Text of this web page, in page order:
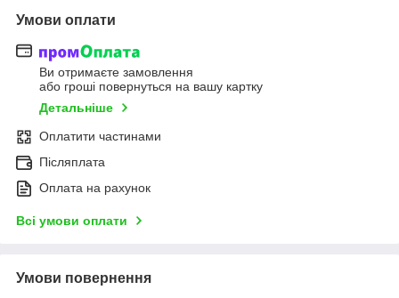
Умови оплати
Ви отримаєте замовлення
або гроші повернуться на вашу картку
Детальніше
Оплатити частинами
Післяплата
Оплата на рахунок
Всі умови оплати
Умови повернення